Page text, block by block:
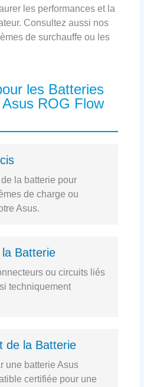
les performances et la
Consultez aussi nos
de surchauffe ou les
les Batteries
ROG Flow
la batterie pour
de charge ou
Asus.
Batterie
ou circuits liés
techniquement
de la Batterie
une batterie Asus
certifiée pour une